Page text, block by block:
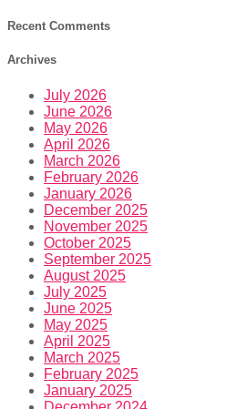
Recent Comments
Archives
July 2026
June 2026
May 2026
April 2026
March 2026
February 2026
January 2026
December 2025
November 2025
October 2025
September 2025
August 2025
July 2025
June 2025
May 2025
April 2025
March 2025
February 2025
January 2025